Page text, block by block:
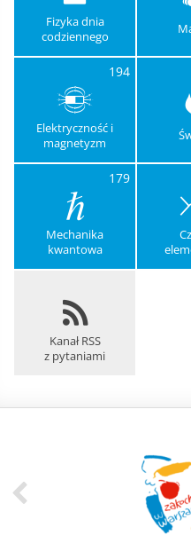
Fizyka dnia
codziennego
194
Elektryczność i
magnetyzm
179
Mechanika
kwantowa
Kanał RSS
z pytaniami